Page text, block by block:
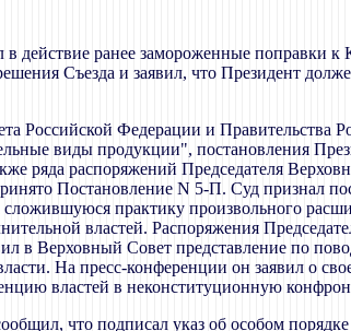
действие ранее замороженные поправки
Съезда и заявил, что Президент
Российской Федерации и Правительства
виды продукции", постановления
ряда распоряжений Председателя
Постановление N 5-П. Суд признал
практику произвольного
властей. Распоряжения
в Верховный Совет представление по
На пресс-конференции он заявил о
властей в неконституционную
что подписал указ об особом порядке